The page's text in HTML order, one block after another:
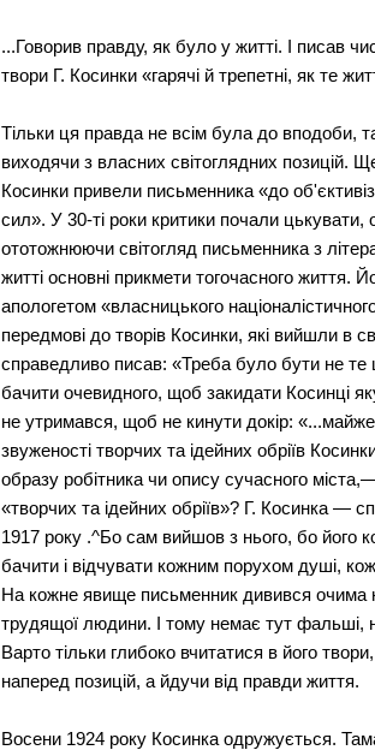
...Говорив правду, як було у житті. І писав
твори Г. Косинки «гарячі й трепетні, як те
Тільки ця правда не всім була до вподоби,
виходячи з власних світоглядних позицій.
Косинки привели письменника «до
сил». У 30-ті роки критики почали цькувати,
ототожнюючи світогляд письменника з
житті основні прикмети тогочасного життя.
апологетом «власницького
передмові до творів Косинки, які вийшли в
справедливо писав: «Треба було бути не
бачити очевидного, щоб закидати Косинці
не утримався, щоб не кинути докір:
звуженості творчих та ідейних обріїв
образу робітника чи опису сучасного
«творчих та ідейних обріїв»? Г. Косинка —
1917 року .^Бо сам вийшов з нього, бо його
бачити і відчувати кожним порухом душі,
На кожне явище письменник дивився очима
трудящої людини. І тому немає тут фальші,
Варто тільки глибоко вчитатися в його
наперед позицій, а йдучи від правди життя.
Восени 1924 року Косинка одружується.